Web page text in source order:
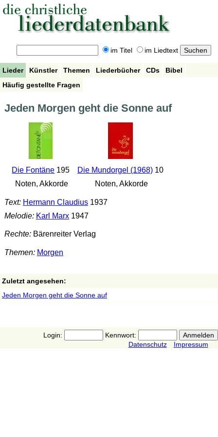
im Titel im Liedtext
Lieder Künstler Themen Liederbücher CDs
Bibel
Häufig gestellte Fragen
Jeden Morgen geht die Sonne auf
Die Fontäne 195
Noten, Akkorde
Die Mundorgel (1968)10
Noten, Akkorde
Text: Hermann Claudius1937
Melodie: Karl Marx1947
Rechte:Bärenreiter Verlag
Themen: Morgen
Zuletzt angesehen:
Jeden Morgen geht die Sonne auf
Login:
Kennwort:
Datenschutz
Impressum